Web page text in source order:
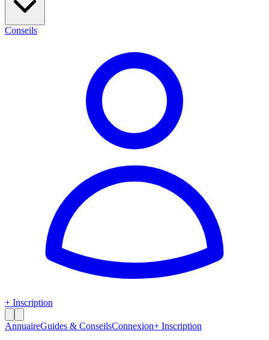
Conseils
+ Inscription
AnnuaireGuides & ConseilsConnexion+ Inscription